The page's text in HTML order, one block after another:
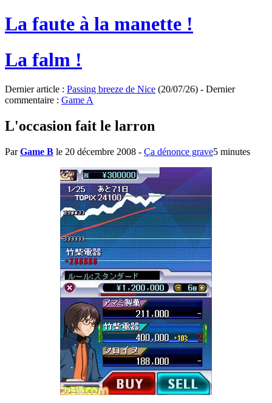
La faute à la manette !
La falm !
Dernier article : Passing breeze de Nice (20/07/26) - Dernier
commentaire : Game A
L'occasion fait le larron
ParGame B le 20 décembre 2008 - Ça dénonce grave5 minutes